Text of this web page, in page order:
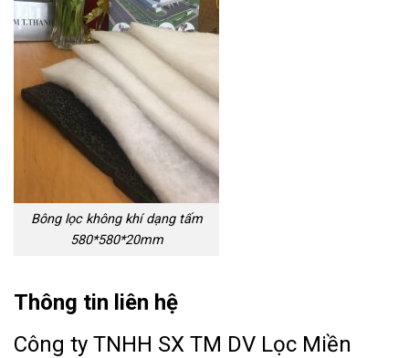
Bông lọc không khí dạng tấm
580*580*20mm
Thông tin liên hệ
Công ty TNHH SX TM DV Lọc Miền